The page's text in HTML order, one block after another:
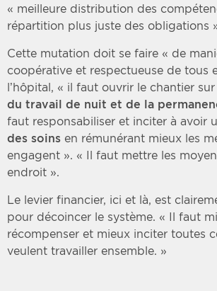
« meilleure distribution des
répartition plus juste des obligations
Cette mutation doit se faire « de
coopérative et respectueuse de tous
l’hôpital, « il faut ouvrir le chantier sur
du travail de nuit et de la
faut responsabiliser et inciter à avoir
des soins en rémunérant mieux les
engagent ». « Il faut mettre les
endroit ».
Le levier financier, ici et là, est
pour décoincer le système. « Il faut
récompenser et mieux inciter toutes
veulent travailler ensemble. »